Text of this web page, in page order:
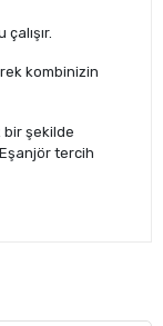
kombinizin
bir şekilde
Eşanjör tercih